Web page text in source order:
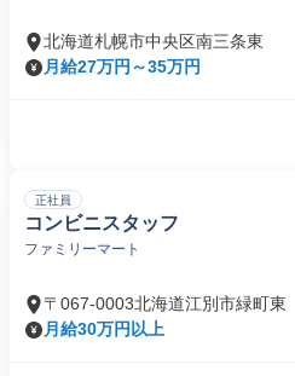
北海道札幌市中央区南三条東
月給27万円～35万円
正社員
コンビニスタッフ
ファミリーマート
〒067-0003北海道江別市緑町東
月給30万円以上